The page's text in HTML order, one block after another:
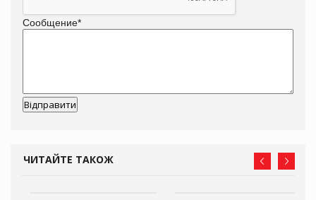
Сообщение*
ЧИТАЙТЕ ТАКОЖ